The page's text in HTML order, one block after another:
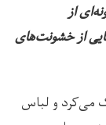
از
از خشونت‌های
می‌کرد و لباس